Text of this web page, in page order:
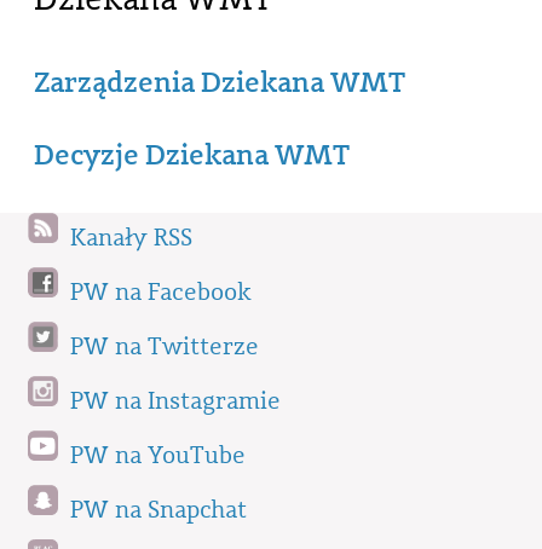
Zarządzenia Dziekana WMT
Decyzje Dziekana WMT
Kanały RSS
PW na Facebook
PW na Twitterze
PW na Instagramie
PW na YouTube
PW na Snapchat